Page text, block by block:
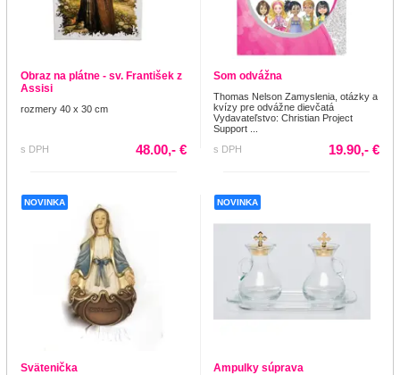
Obraz na plátne - sv. František z
Assisi
rozmery 40 x 30 cm
s DPH 48.00,- €
Som odvážna
Thomas Nelson Zamyslenia, otázky a
kvízy pre odvážne dievčatá
Vydavateľstvo: Christian Project
Support ...
s DPH
19.90,- €
NOVINKA
Svätenička
NOVINKA
Ampulky súprava